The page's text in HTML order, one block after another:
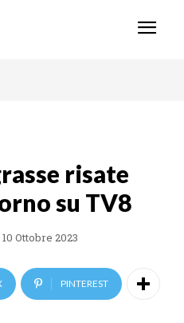
risate
su TV8
10 Ottobre 2023
PINTEREST